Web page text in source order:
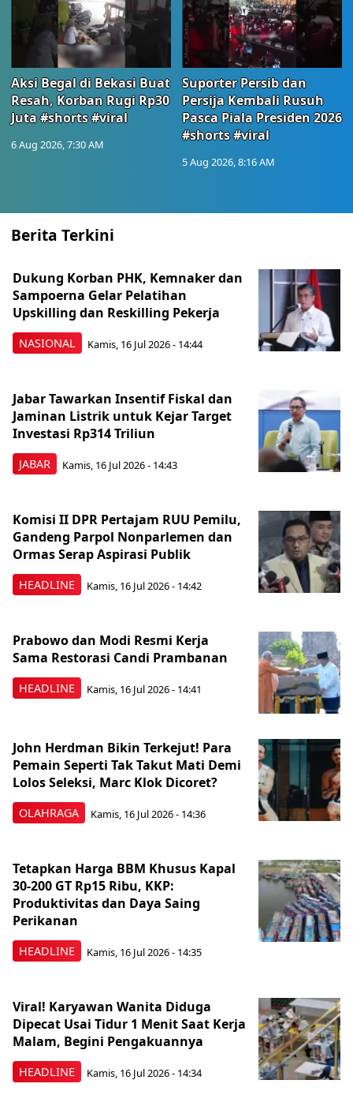
Aksi Begal di Bekasi Buat
Resah, Korban Rugi Rp30
Juta #shorts #viral
6 Aug 2026, 7:30 AM
Suporter Persib dan
Persija Kembali Rusuh
Pasca Piala Presiden 2026
#shorts #viral
5 Aug 2026, 8:16 AM
Berita Terkini
NASIONAL
Dukung Korban PHK, Kemnaker dan
Sampoerna Gelar Pelatihan
Upskilling dan Reskilling Pekerja
Kamis, 16 Jul 2026 - 14:44
JABAR
Jabar Tawarkan Insentif Fiskal dan
Jaminan Listrik untuk Kejar Target
Investasi Rp314 Triliun
Kamis, 16 Jul 2026 - 14:43
HEADLINE
Komisi II DPR Pertajam RUU Pemilu,
Gandeng Parpol Nonparlemen dan
Ormas Serap Aspirasi Publik
Kamis, 16 Jul 2026 - 14:42
HEADLINE
Prabowo dan Modi Resmi Kerja
Sama Restorasi Candi Prambanan
Kamis, 16 Jul 2026 - 14:41
OLAHRAGA
John Herdman Bikin Terkejut! Para
Pemain Seperti Tak Takut Mati Demi
Lolos Seleksi, Marc Klok Dicoret?
Kamis, 16 Jul 2026 - 14:36
HEADLINE
Tetapkan Harga BBM Khusus Kapal
30-200 GT Rp15 Ribu, KKP:
Produktivitas dan Daya Saing
Perikanan
Kamis, 16 Jul 2026 - 14:35
HEADLINE
Viral! Karyawan Wanita Diduga
Dipecat Usai Tidur 1 Menit Saat Kerja
Malam, Begini Pengakuannya
Kamis, 16 Jul 2026 - 14:34